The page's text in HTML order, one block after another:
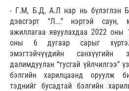
- Г.М, Б.Д, А.Л нар нь бүлэглэн
дэвсгэрт “Л...” нэртэй саун,
ажиллагаа явуулахдаа 2022 оны
оны 6 дугаар сарыг
эмэгтэйчүүдийн
далимдуулан “тусгай үйлчилгээ”
бэлгийн харилцаанд оруулж
тэднийг бусадтай бэлгийн